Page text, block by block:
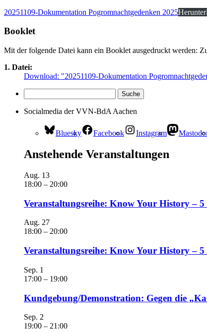
20251109-Dokumentation Pogromnachtgedenken 2025
Booklet
Mit der folgende Datei kann ein Booklet ausgedruckt werden:
1. Datei:
Download: "20251109-Dokumentation
Socialmedia der VVN-BdA Aachen
Bluesky Facebook Instagram
Anstehende Veranstaltungen
Aug. 13
18:00 – 20:00
Veranstaltungsreihe: Know Your History –
Aug. 27
18:00 – 20:00
Veranstaltungsreihe: Know Your History –
Sep. 1
17:00 – 19:00
Kundgebung/Demonstration: Gegen die
Sep. 2
19:00 – 21:00